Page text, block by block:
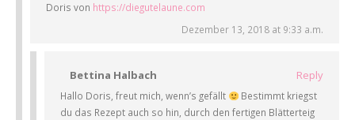
Doris von https://diegutelaune.com
Dezember 13, 2018 at 9:33 a.m.
Bettina Halbach Reply
Hallo Doris, freut mich, wenn’s gefällt
Bestimmt kriegst
du das Rezept auch so hin, durch den fertigen Blätterteig